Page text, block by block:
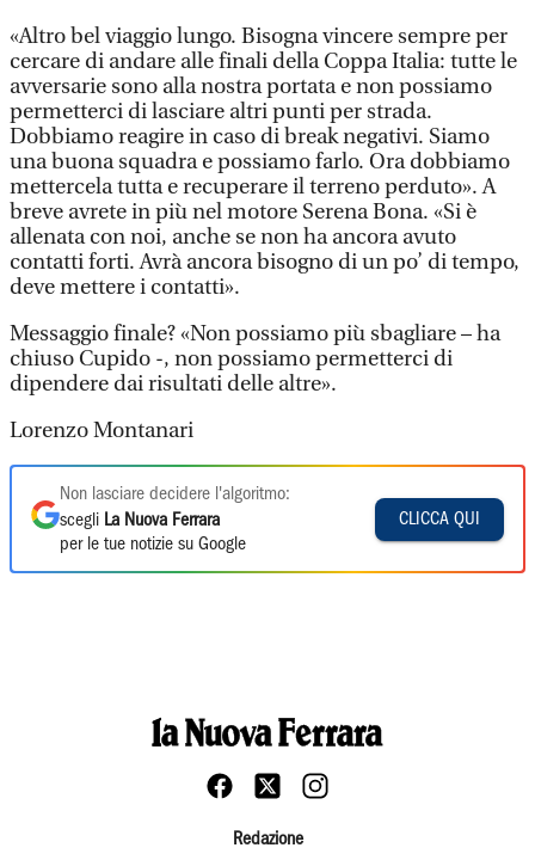
«Altro bel viaggio lungo. Bisogna vincere sempre per
cercare di andare alle finali della Coppa Italia: tutte le
avversarie sono alla nostra portata e non possiamo
permetterci di lasciare altri punti per strada.
Dobbiamo reagire in caso di break negativi. Siamo
una buona squadra e possiamo farlo. Ora dobbiamo
mettercela tutta e recuperare il terreno perduto». A
breve avrete in più nel motore Serena Bona. «Si è
allenata con noi, anche se non ha ancora avuto
contatti forti. Avrà ancora bisogno di un po’ di tempo,
deve mettere i contatti».
Messaggio finale? «Non possiamo più sbagliare – ha
chiuso Cupido -, non possiamo permetterci di
dipendere dai risultati delle altre».
Lorenzo Montanari
Non lasciare decidere l'algoritmo:
scegli La Nuova Ferrara
per le tue notizie su Google
CLICCA QUI
Redazione